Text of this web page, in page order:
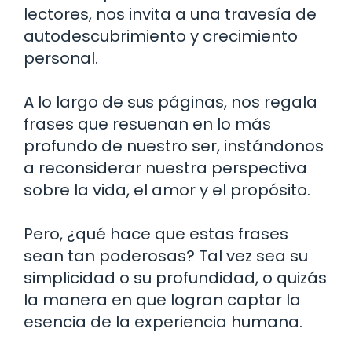
lectores, nos invita a una travesía de
autodescubrimiento y crecimiento
personal.
A lo largo de sus páginas, nos regala
frases que resuenan en lo más
profundo de nuestro ser, instándonos
a reconsiderar nuestra perspectiva
sobre la vida, el amor y el propósito.
Pero, ¿qué hace que estas frases
sean tan poderosas? Tal vez sea su
simplicidad o su profundidad, o quizás
la manera en que logran captar la
esencia de la experiencia humana.